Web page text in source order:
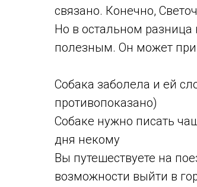
связано. Конечно,
Но в остальном
полезным. Он может
Собака заболела и ей
противопоказано)
Собаке нужно писать
дня некому
Вы путешествуете на
возможности выйти в